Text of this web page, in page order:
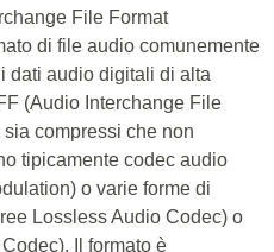
File Format
di file audio comunemente
dati audio digitali di alta
(Audio Interchange File
compressi che non
tipicamente codec audio
o varie forme di
Lossless Audio Codec) o
Il formato è